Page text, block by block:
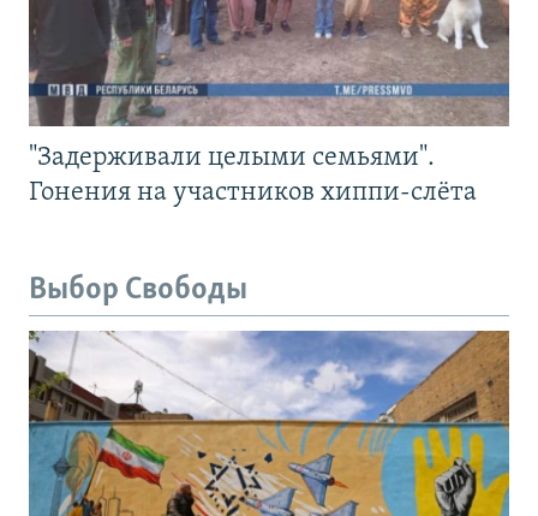
"Задерживали целыми семьями".
Гонения на участников хиппи-слёта
Выбор Свободы